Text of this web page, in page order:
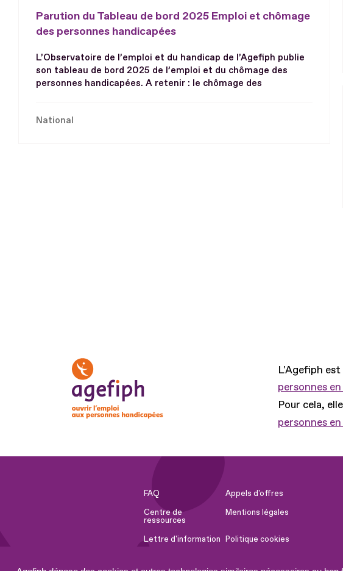
Parution du Tableau de bord 2025 Emploi et chômage
des personnes handicapées
L’Observatoire de l’emploi et du handicap de l’Agefiph publie
son tableau de bord 2025 de l’emploi et du chômage des
personnes handicapées. A retenir : le chômage des
National
L'Agefiph
personnes
Pour cela,
personnes
FAQ
Appels d'offres
Centre de
ressources
Mentions légales
Lettre d'information
Politique cookies